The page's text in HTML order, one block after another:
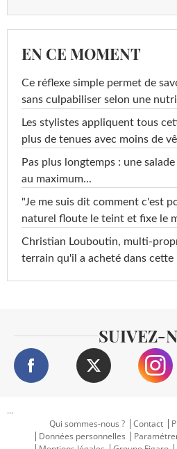
EN CE MOMENT
Ce réflexe simple permet de
sans culpabiliser selon une
Les stylistes appliquent tous
plus de tenues avec moins de
Pas plus longtemps : une
au maximum...
"Je me suis dit comment c'est
naturel floute le teint et fixe le
Christian Louboutin, multi-
terrain qu'il a acheté dans cette
SUIVEZ-
...
Qui sommes-nous ?
Contact
Données personnelles